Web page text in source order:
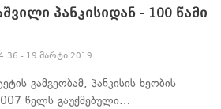
პანკისიდან - 100 წამი
- 19 მარტი 2019
გამგეობამ, პანკისის ხეობის
წელს გაუქმებული…